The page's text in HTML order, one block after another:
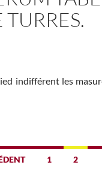
indifférent les
1 2